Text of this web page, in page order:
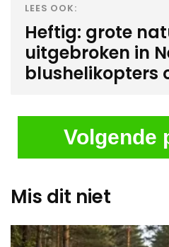
LEES OOK:
Heftig: grote
uitgebroken in
blushelikopters
Volgende
Mis dit niet